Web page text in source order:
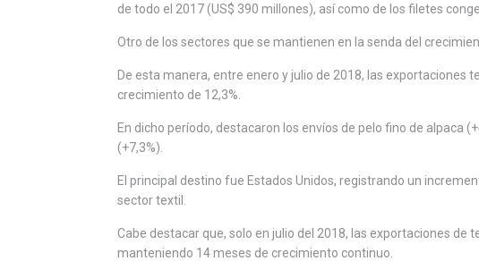
de todo el 2017 (US$ 390 millones), así como de los filetes
Otro de los sectores que se mantienen en la senda del
De esta manera, entre enero y julio de 2018, las exportaciones
crecimiento de 12,3%.
En dicho período, destacaron los envíos de pelo fino de alpaca
(+7,3%).
El principal destino fue Estados Unidos, registrando un
sector textil.
Cabe destacar que, solo en julio del 2018, las exportaciones de
manteniendo 14 meses de crecimiento continuo.